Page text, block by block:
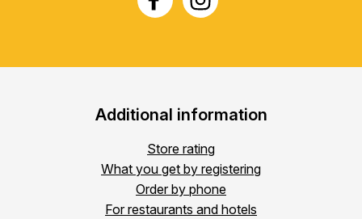
Additional information
Store rating
What you get by registering
Order by phone
For restaurants and hotels